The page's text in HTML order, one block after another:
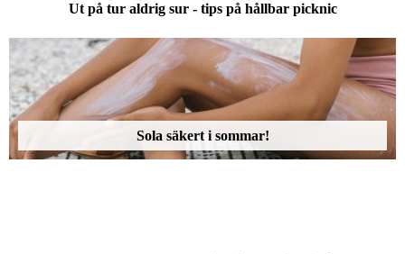
Ut på tur aldrig sur - tips på hållbar picknic
Sola säkert i sommar!